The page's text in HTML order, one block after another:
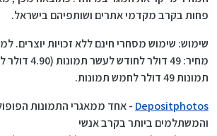
פחות בקרב מקדמי אתרים ושותפיהם בישראל.
שימוש: שימוש מסחרי חינם ללא זכויות יוצרים.
מחיר: 49 דולר
תמונות 49 דולר לחמש תמונות.
Depositphotos - אחד ממאגרי התמונות
והמשתלמים ביותר בקרב אנשי